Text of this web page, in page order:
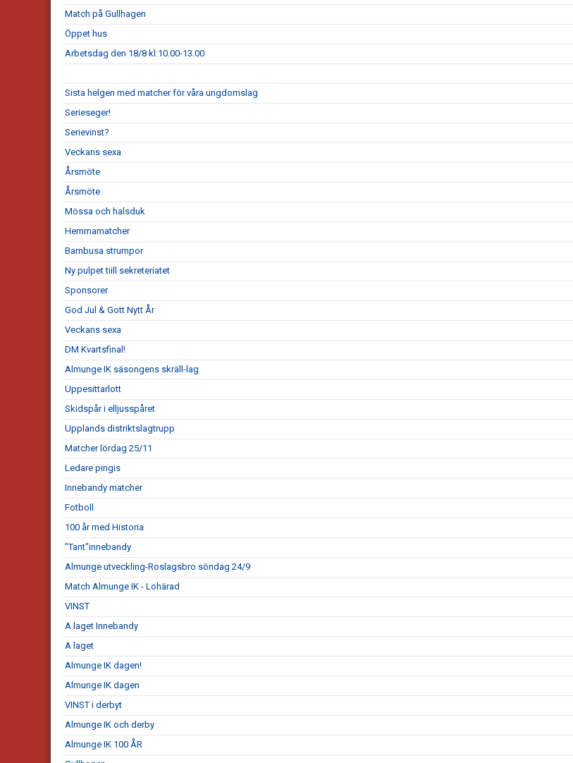
Match på Gullhagen
Öppet hus
Arbetsdag den 18/8 kl:10.00-13.00
Sista helgen med matcher för våra ungdomslag
Serieseger!
Serievinst?
Veckans sexa
Årsmöte
Årsmöte
Mössa och halsduk
Hemmamatcher
Bambusa strumpor
Ny pulpet tiill sekreteriatet
Sponsorer
God Jul & Gott Nytt År
Veckans sexa
DM Kvartsfinal!
Almunge IK säsongens skräll-lag
Uppesittarlott
Skidspår i elljusspåret
Upplands distriktslagtrupp
Matcher lördag 25/11
Ledare pingis
Innebandy matcher
Fotboll
100 år med Historia
"Tant"innebandy
Almunge utveckling-Roslagsbro söndag 24/9
Match Almunge IK - Lohärad
VINST
A laget Innebandy
A laget
Almunge IK dagen!
Almunge IK dagen
VINST i derbyt
Almunge IK och derby
Almunge IK 100 ÅR